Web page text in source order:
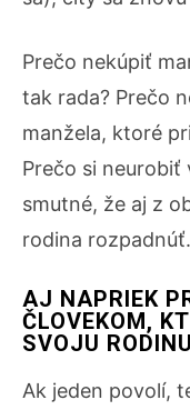
Prečo nekúpiť
tak rada? Prečo
manžela, ktoré
Prečo si neurobiť
smutné, že aj z
rodina rozpadnúť.
AJ NAPRIEK
ČLOVEKOM,
SVOJU
Ak jeden povolí,